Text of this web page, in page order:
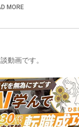
6 21時〜 Codex完全攻
ナーの先行予約が欲し
ai-
MORE
動画です。